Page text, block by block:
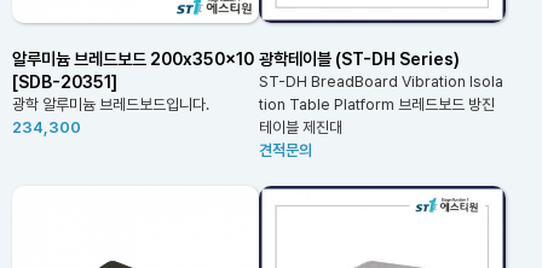
알루미늄 브레드보드 200x350x10
[SDB-20351]
광학 알루미늄 브레드보드입니다.
234,300
광학테이블 (ST-DH Series)
ST-DH BreadBoard Vibration Isola
tion Table Platform 브레드보드 방진
테이블 제진대
견적문의